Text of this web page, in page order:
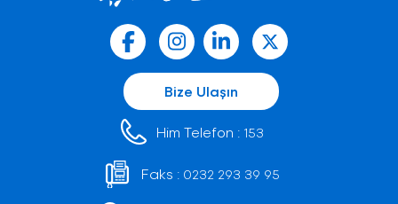
Bize Ulaşın
Him Telefon : 153
Faks : 0232 293 39 95